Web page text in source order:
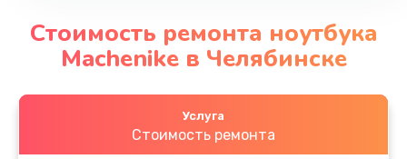
Стоимость ремонта ноутбука
Machenike в Челябинске
Услуга
Стоимость ремонта